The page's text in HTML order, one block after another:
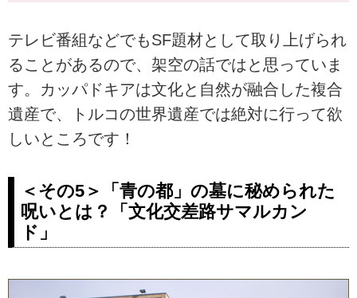
テレビ番組などでもSF題材として取り上げられ
ることがあるので、架空の話ではと思っていま
す。カッパドキアは文化と自然が融合した複合
遺産で、トルコの世界遺産では絶対に行って欲
しいところです！
＜その5＞「青の都」の墓に秘められた
呪いとは？「文化交差路サマルカン
ド」